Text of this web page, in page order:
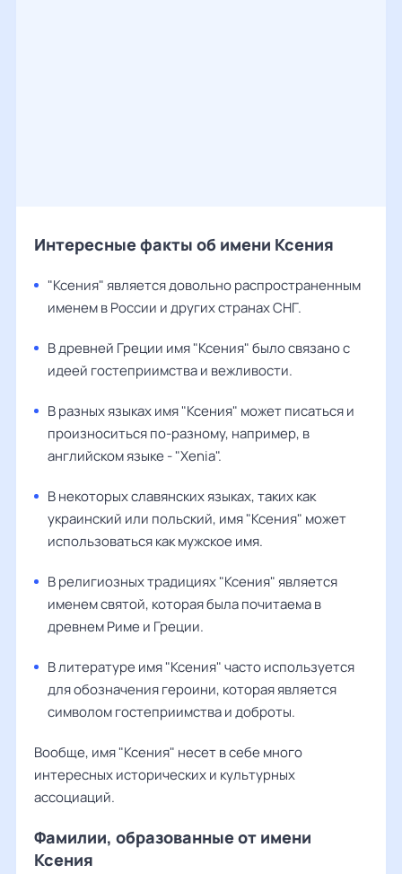
Интересные факты об имени Ксения
"Ксения" является довольно распространенным
именем в России и других странах СНГ.
В древней Греции имя "Ксения" было связано с
идеей гостеприимства и вежливости.
В разных языках имя "Ксения" может писаться и
произноситься по-разному, например, в
английском языке - "Xenia".
В некоторых славянских языках, таких как
украинский или польский, имя "Ксения" может
использоваться как мужское имя.
В религиозных традициях "Ксения" является
именем святой, которая была почитаема в
древнем Риме и Греции.
В литературе имя "Ксения" часто используется
для обозначения героини, которая является
символом гостеприимства и доброты.
Вообще, имя "Ксения" несет в себе много
интересных исторических и культурных
ассоциаций.
Фамилии, образованные от имени
Ксения